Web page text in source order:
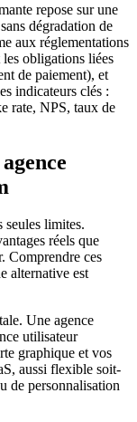
repose sur une
dégradation de
aux réglementations
obligations liées
de paiement), et
indicateurs clés :
rate, NPS, taux de
seules limites.
réels que
Comprendre ces
alternative est
Une agence
utilisateur
graphique et vos
aussi flexible soit-
de personnalisation